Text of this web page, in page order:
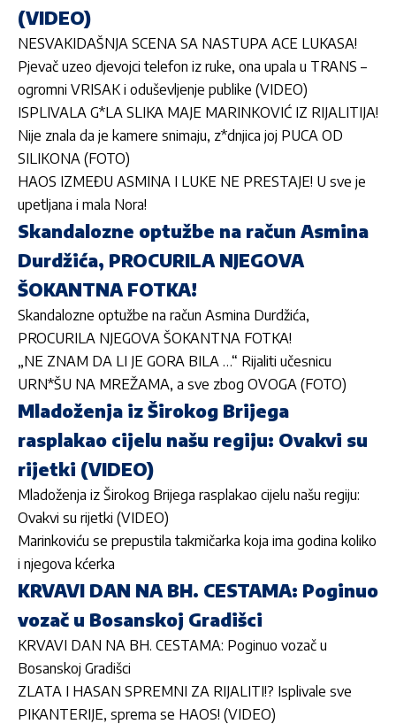
(VIDEO)
NESVAKIDAŠNJA SCENA SA NASTUPA ACE LUKASA!
Pjevač uzeo djevojci telefon iz ruke, ona upala u TRANS –
ogromni VRISAK i oduševljenje publike (VIDEO)
ISPLIVALA G*LA SLIKA MAJE MARINKOVIĆ IZ RIJALITIJA!
Nije znala da je kamere snimaju, z*dnjica joj PUCA OD
SILIKONA (FOTO)
HAOS IZMEĐU ASMINA I LUKE NE PRESTAJE! U sve je
upetljana i mala Nora!
Skandalozne optužbe na račun Asmina
Durdžića, PROCURILA NJEGOVA
ŠOKANTNA FOTKA!
Skandalozne optužbe na račun Asmina Durdžića,
PROCURILA NJEGOVA ŠOKANTNA FOTKA!
„NE ZNAM DA LI JE GORA BILA …“ Rijaliti učesnicu
URN*ŠU NA MREŽAMA, a sve zbog OVOGA (FOTO)
Mladoženja iz Širokog Brijega
rasplakao cijelu našu regiju: Ovakvi su
rijetki (VIDEO)
Mladoženja iz Širokog Brijega rasplakao cijelu našu regiju:
Ovakvi su rijetki (VIDEO)
Marinkoviću se prepustila takmičarka koja ima godina koliko
i njegova kćerka
KRVAVI DAN NA BH. CESTAMA: Poginuo
vozač u Bosanskoj Gradišci
KRVAVI DAN NA BH. CESTAMA: Poginuo vozač u
Bosanskoj Gradišci
ZLATA I HASAN SPREMNI ZA RIJALITI!? Isplivale sve
PIKANTERIJE, sprema se HAOS! (VIDEO)